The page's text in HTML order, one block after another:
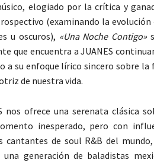
elogiado por la crítica y
(examinando la evolución
u oscuros), «Una Noche Contigo»
que encuentra a JUANES
a su enfoque lírico sincero sobre la
de nuestra vida.
nos ofrece una serenata clásica
inesperado, pero con
cantantes de soul R&B del
generación de baladistas